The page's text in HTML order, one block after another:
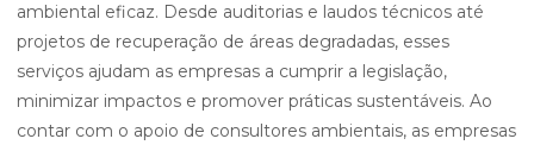
ambiental eficaz. Desde auditorias e laudos técnicos até
projetos de recuperação de áreas degradadas, esses
serviços ajudam as empresas a cumprir a legislação,
minimizar impactos e promover práticas sustentáveis. Ao
contar com o apoio de consultores ambientais, as empresas